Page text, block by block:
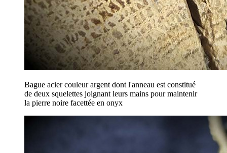
Bague acier couleur argent dont l'anneau est constitué
de deux squelettes joignant leurs mains pour maintenir
la pierre noire facettée en onyx